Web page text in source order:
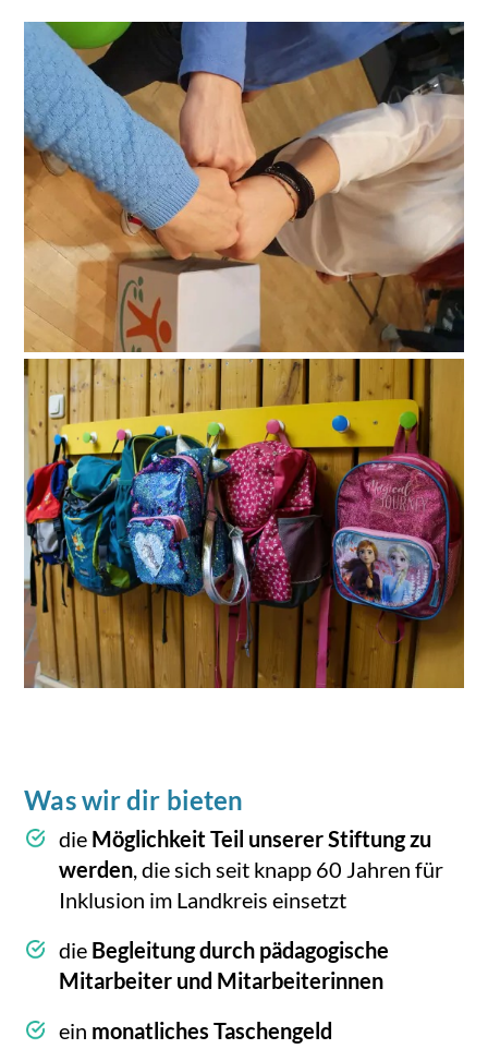
Was wir dir bieten
die Möglichkeit Teil unserer Stiftung zu
werden, die sich seit knapp 60 Jahren für
Inklusion im Landkreis einsetzt
die Begleitung durch pädagogische
Mitarbeiter und Mitarbeiterinnen
ein monatliches Taschengeld